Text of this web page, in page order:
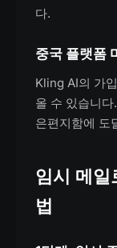
다.
중국 플랫폼
Kling AI의 가
올 수 있습니
은편지함에 도
임시 메
법